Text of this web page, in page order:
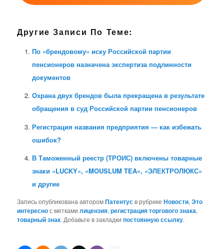
Другие Записи По Теме:
По «брендовому» иску Российской партии
пенсионеров назначена экспертиза подлинности
документов
Охрана двух брендов была прекращена в результате
обращения в суд Российской партии пенсионеров
Регистрация названия предприятия — как избежать
ошибок?
В Таможенный реестр (ТРОИС) включены товарные
знаки «LUCKY», «MOUSLUM TEA», «ЭЛЕКТРОЛЮКС»
и другие
Запись опубликована авторомПатентусв рубрикеНовости,Это
интереснос меткамилицензия,регистрация торгового знака,
товарный знак. Добавьте в закладкипостоянную ссылку.